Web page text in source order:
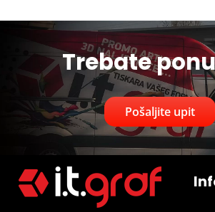
Trebate
Pošaljite upit